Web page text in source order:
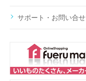
サポート・お問い合せ